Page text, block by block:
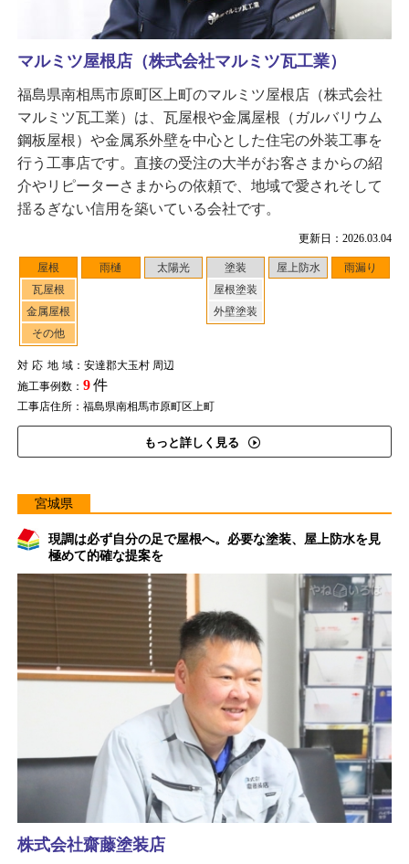
更新日：2026.03.04
屋根
瓦屋根
金属屋根
その他
雨樋 太陽光
塗装
屋根塗装
外壁塗装
屋上防水 雨漏り
対応地域：安達郡大玉村 周辺
施工事例数： 9件
工事店住所：福島県南相馬市原町区上町
もっと詳しく見る
マルミツ屋根店（株式会社マルミツ瓦工業）
福島県南相馬市原町区上町のマルミツ屋根店（株式会社
マルミツ瓦工業）は、瓦屋根や金属屋根（ガルバリウム
鋼板屋根）や金属系外壁を中心とした住宅の外装工事を
行う工事店です。直接の受注の大半がお客さまからの紹
介やリピーターさまからの依頼で、地域で愛されそして
揺るぎない信用を築いている会社です。
宮城県
現調は必ず自分の足で屋根へ。必要な塗装、屋上防水を見
極めて的確な提案を
株式会社齋藤塗装店